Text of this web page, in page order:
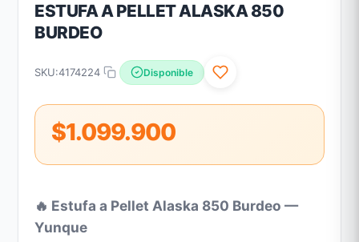
ESTUFA A PELLET ALASKA 850
BURDEO
SKU:4174224 Disponible
$1.099.900
🔥 Estufa a Pellet Alaska 850 Burdeo —
Yunque